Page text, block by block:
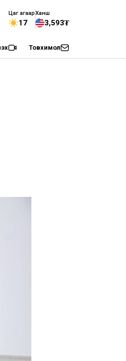
Цаг агаар
17
Ханш
3,593₮
Товхимол